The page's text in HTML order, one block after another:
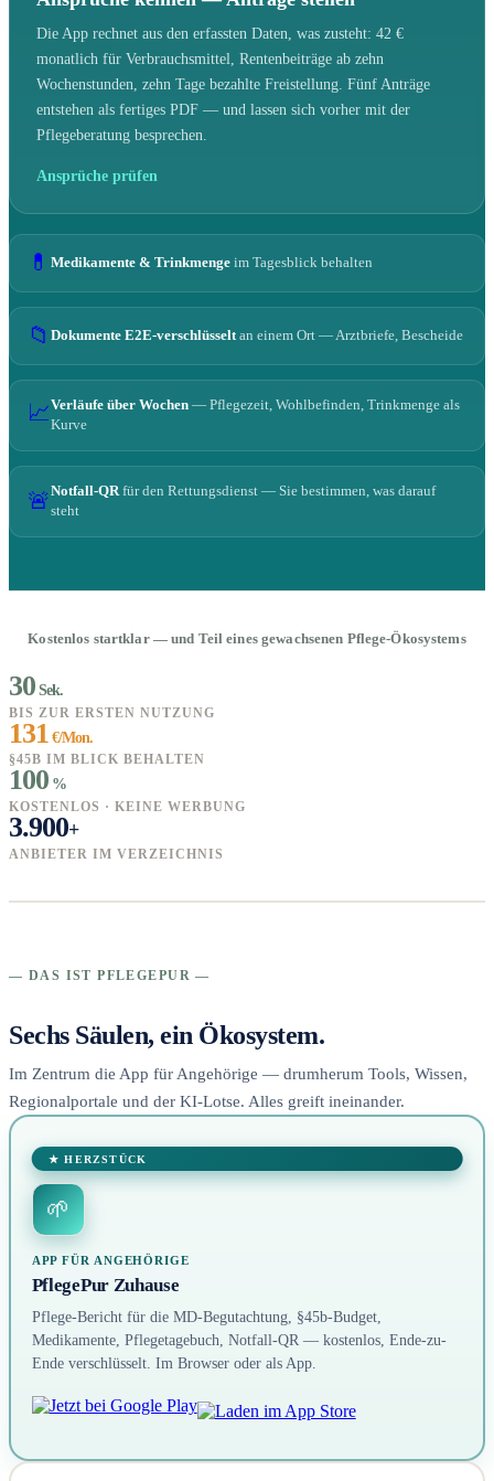
Die App rechnet aus den erfassten Daten, was zusteht: 42 €
monatlich für Verbrauchsmittel, Rentenbeiträge ab zehn
Wochenstunden, zehn Tage bezahlte Freistellung. Fünf Anträge
entstehen als fertiges PDF — und lassen sich vorher mit der
Pflegeberatung besprechen.
Ansprüche prüfen
💊 Medikamente & Trinkmenge im Tagesblick behalten
📁 Dokumente E2E-verschlüsseltan einem Ort — Arztbriefe, Bescheide
📈Verläufe über Wochen — Pflegezeit, Wohlbefinden, Trinkmenge als
Kurve
🚨 Notfall-QRfür den Rettungsdienst — Sie bestimmen, was darauf
steht
Kostenlos startklar — und Teil eines gewachsenen Pflege-Ökosystems
30Sek.
BIS ZUR ERSTEN NUTZUNG
131€/Mon.
§45B IM BLICK BEHALTEN
100 %
KOSTENLOS · KEINE WERBUNG
3.900+
ANBIETER IM VERZEICHNIS
— DAS IST PFLEGEPUR —
Sechs Säulen, ein Ökosystem.
Im Zentrum die App für Angehörige — drumherum Tools, Wissen,
Regionalportale und der KI-Lotse. Alles greift ineinander.
★ HERZSTÜCK
🌱
APP FÜR ANGEHÖRIGE
PflegePur Zuhause
Pflege-Bericht für die MD-Begutachtung, §45b-Budget,
Medikamente, Pflegetagebuch, Notfall-QR — kostenlos, Ende-zu-
Ende verschlüsselt. Im Browser oder als App.